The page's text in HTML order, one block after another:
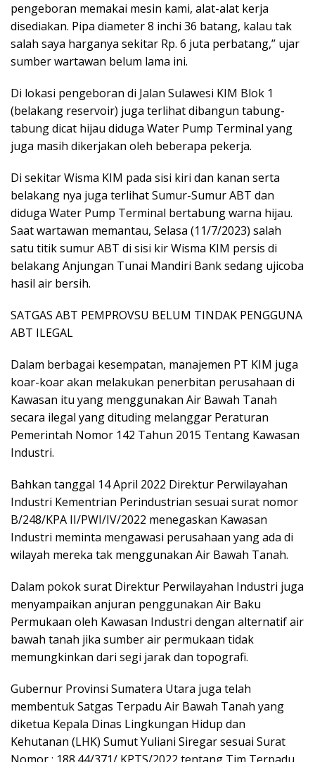
pengeboran memakai mesin kami, alat-alat kerja
disediakan. Pipa diameter 8 inchi 36 batang, kalau tak
salah saya harganya sekitar Rp. 6 juta perbatang,” ujar
sumber wartawan belum lama ini.
Di lokasi pengeboran di Jalan Sulawesi KIM Blok 1
(belakang reservoir) juga terlihat dibangun tabung-
tabung dicat hijau diduga Water Pump Terminal yang
juga masih dikerjakan oleh beberapa pekerja.
Di sekitar Wisma KIM pada sisi kiri dan kanan serta
belakang nya juga terlihat Sumur-Sumur ABT dan
diduga Water Pump Terminal bertabung warna hijau.
Saat wartawan memantau, Selasa (11/7/2023) salah
satu titik sumur ABT di sisi kir Wisma KIM persis di
belakang Anjungan Tunai Mandiri Bank sedang ujicoba
hasil air bersih.
SATGAS ABT PEMPROVSU BELUM TINDAK PENGGUNA
ABT ILEGAL
Dalam berbagai kesempatan, manajemen PT KIM juga
koar-koar akan melakukan penerbitan perusahaan di
Kawasan itu yang menggunakan Air Bawah Tanah
secara ilegal yang dituding melanggar Peraturan
Pemerintah Nomor 142 Tahun 2015 Tentang Kawasan
Industri.
Bahkan tanggal 14 April 2022 Direktur Perwilayahan
Industri Kementrian Perindustrian sesuai surat nomor
B/248/KPA II/PWI/IV/2022 menegaskan Kawasan
Industri meminta mengawasi perusahaan yang ada di
wilayah mereka tak menggunakan Air Bawah Tanah.
Dalam pokok surat Direktur Perwilayahan Industri juga
menyampaikan anjuran penggunakan Air Baku
Permukaan oleh Kawasan Industri dengan alternatif air
bawah tanah jika sumber air permukaan tidak
memungkinkan dari segi jarak dan topografi.
Gubernur Provinsi Sumatera Utara juga telah
membentuk Satgas Terpadu Air Bawah Tanah yang
diketua Kepala Dinas Lingkungan Hidup dan
Kehutanan (LHK) Sumut Yuliani Siregar sesuai Surat